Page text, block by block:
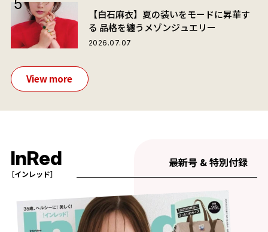
【白石麻衣】夏の装いをモードに昇華す
る 品格を纏うメゾンジュエリー
2026.07.07
View more
InRed
［インレッド］
最新号 & 特別付録